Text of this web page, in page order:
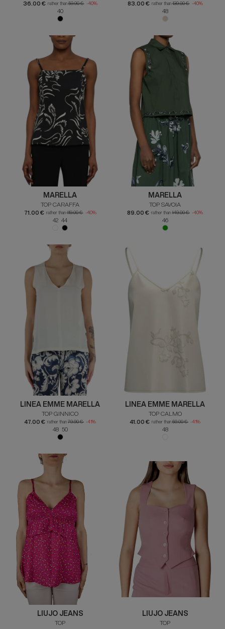
36.00 € rather than59.90 € -40%
40
83.00 € rather than139.00 € -40%
48
MARELLA
TOP CARAFFA
71.00 € rather than119.00 € -40%
42 44
MARELLA
TOP SAVOIA
89.00 € rather than 149.00 € -40%
46
LINEA EMME MARELLA
TOP GINNICO
47.00 € rather than 79.90 € -41%
48 50
LINEA EMME MARELLA
TOP CALMO
41.00 € rather than 69.00 € -41%
48
LIUJO JEANS
TOP
LIUJO JEANS
TOP